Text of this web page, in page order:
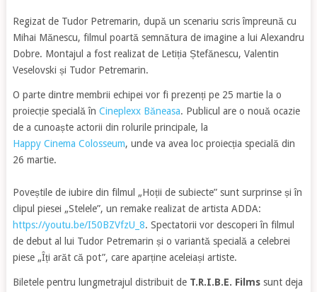
Regizat de Tudor Petremarin, după un scenariu scris împreună cu
Mihai Mănescu, filmul poartă semnătura de imagine a lui Alexandru
Dobre. Montajul a fost realizat de Letiția Ștefănescu, Valentin
Veselovski și Tudor Petremarin.
O parte dintre membrii echipei vor fi prezenți pe 25 martie la o
proiecție specială în Cineplexx Băneasa. Publicul are o nouă ocazie
de a cunoaște actorii din rolurile principale, la
Happy Cinema Colosseum, unde va avea loc proiecția specială din
26 martie.
Poveștile de iubire din filmul „Hoții de subiecte” sunt surprinse și în
clipul piesei „Stelele”, un remake realizat de artista ADDA:
https://youtu.be/I50BZVfzU_8. Spectatorii vor descoperi în filmul
de debut al lui Tudor Petremarin și o variantă specială a celebrei
piese „Îți arăt că pot”, care aparține aceleiași artiste.
Biletele pentru lungmetrajul distribuit de T.R.I.B.E. Filmssunt deja